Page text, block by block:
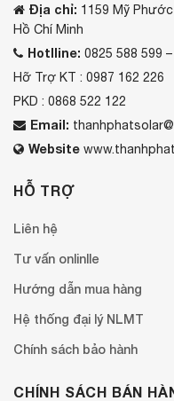
Địa chỉ: 1159 Mỹ
Hồ Chí Minh
Hotlline: 0825 588 599
Hỡ Trợ KT : 0987 162 226
PKD : 0868 522 122
Email:
Website
HỖ TRỢ
Liên hệ
Tư vấn onlinlle
Hướng dẫn mua hàng
Hệ thống đại lý NLMT
Chính sách bảo hành
CHÍNH SÁCH BÁN